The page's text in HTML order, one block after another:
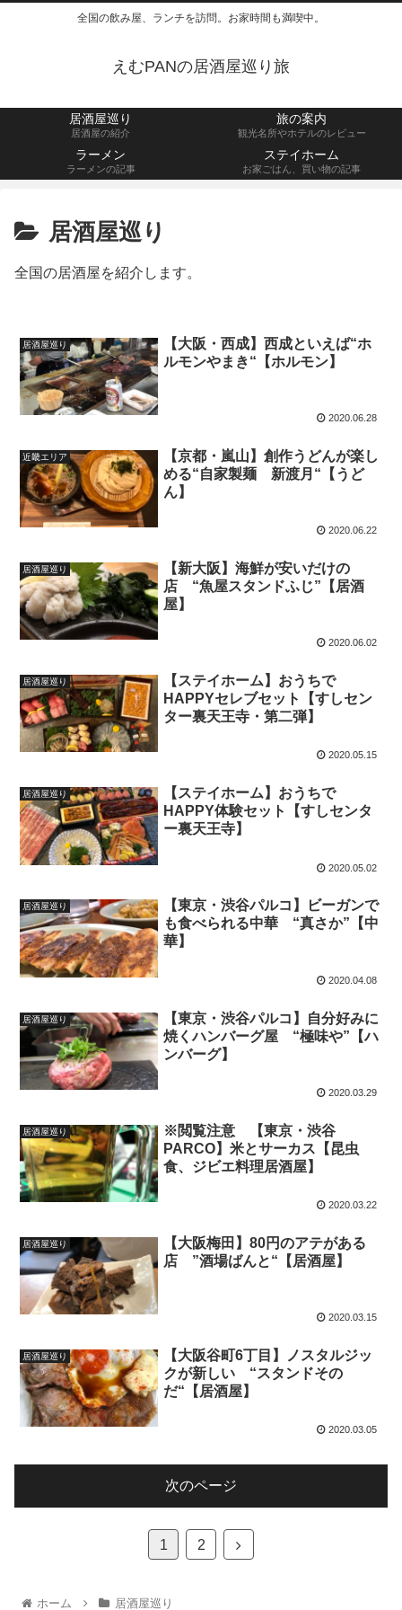
全国の飲み屋、ランチを訪問。お家時間も満喫中。
えむPANの居酒屋巡り旅
居酒屋巡り
居酒屋の紹介
旅の案内
観光名所やホテルのレビュー
ラーメン
ラーメンの記事
ステイホーム
お家ごはん、買い物の記事
居酒屋巡り
全国の居酒屋を紹介します。
居酒屋巡り
【大阪・西成】西成といえば“ホ
ルモンやまき“【ホルモン】
2020.06.28
近畿エリア
【京都・嵐山】創作うどんが楽し
める“自家製麺 新渡月“【うど
ん】
2020.06.22
居酒屋巡り
【新大阪】海鮮が安いだけの
店 “魚屋スタンドふじ”【居酒
屋】
2020.06.02
居酒屋巡り
【ステイホーム】おうちで
HAPPYセレブセット【すしセン
ター裏天王寺・第二弾】
2020.05.15
居酒屋巡り
【ステイホーム】おうちで
HAPPY体験セット【すしセンタ
ー裏天王寺】
2020.05.02
居酒屋巡り
【東京・渋谷パルコ】ビーガンで
も食べられる中華 “真さか”【中
華】
2020.04.08
居酒屋巡り
【東京・渋谷パルコ】自分好みに
焼くハンバーグ屋 “極味や”【ハ
ンバーグ】
2020.03.29
居酒屋巡り
※閲覧注意 【東京・渋谷
PARCO】米とサーカス【昆虫
食、ジビエ料理居酒屋】
2020.03.22
居酒屋巡り
【大阪梅田】80円のアテがある
店 ”酒場ばんと“【居酒屋】
2020.03.15
居酒屋巡り
【大阪谷町6丁目】ノスタルジッ
クが新しい “スタンドその
だ“【居酒屋】
2020.03.05
次のページ
1 2
ホーム 居酒屋巡り